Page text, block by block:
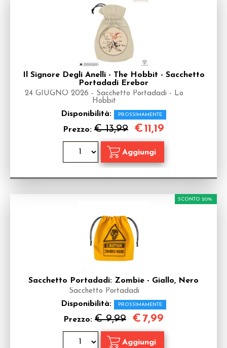
Il Signore Degli Anelli - The Hobbit - Sacchetto
Portadadi Erebor
24 GIUGNO 2026 - Sacchetto Portadadi - Lo
Hobbit
Disponibilità: PROSSIMAMENTE
Prezzo: € 13,99 €11,19
Sacchetto Portadadi: Zombie - Giallo, Nero
Sacchetto Portadadi
Disponibilità: PROSSIMAMENTE
Prezzo: € 9,99
SCONTO 20%
€ 7,99